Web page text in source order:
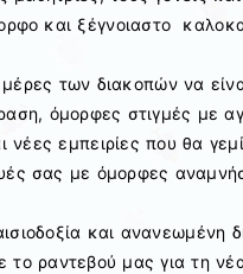
και ξέγνοιαστο
των διακοπών να
όμορφες στιγμές με
εμπειρίες που θα
σας με όμορφες
και ανανεωμένη
το ραντεβού μας για τη